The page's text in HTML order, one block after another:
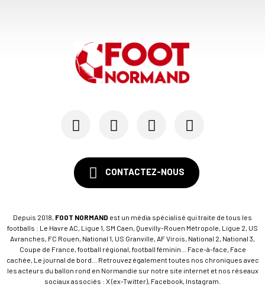
CONTACTEZ-NOUS
Depuis 2018, FOOT NORMAND est un média spécialisé qui traite de tous les
footballs : Le Havre AC, Ligue 1, SM Caen, Quevilly-Rouen Métropole, Ligue 2, US
Avranches, FC Rouen, National 1, US Granville, AF Virois, National 2, National 3,
Coupe de France, football régional, football féminin... Face-à-face, Face
cachée, Le journal de bord... Retrouvez également toutes nos chroniques avec
les acteurs du ballon rond en Normandie sur notre site internet et nos réseaux
sociaux associés : X (ex-Twitter), Facebook, Instagram.